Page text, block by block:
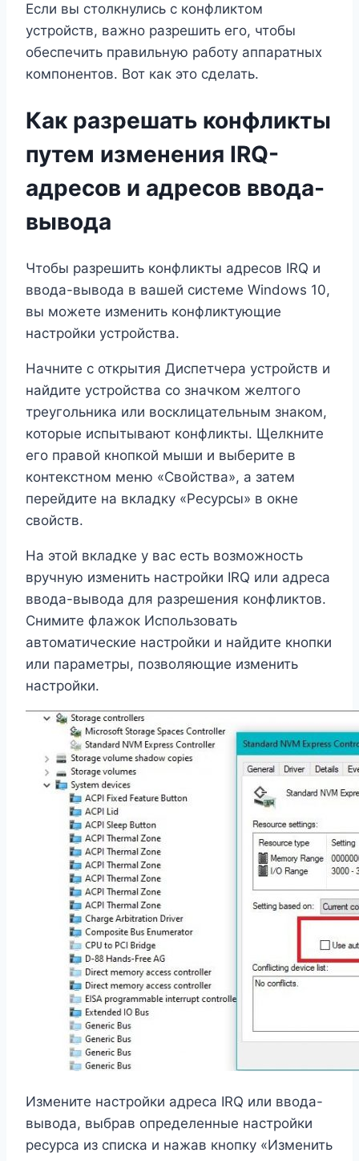
Если вы столкнулись с конфликтом
устройств, важно разрешить его, чтобы
обеспечить правильную работу аппаратных
компонентов. Вот как это сделать.
Как разрешать конфликты
путем изменения IRQ-
адресов и адресов ввода-
вывода
Чтобы разрешить конфликты адресов IRQ и
ввода-вывода в вашей системе Windows 10,
вы можете изменить конфликтующие
настройки устройства.
Начните с открытия Диспетчера устройств и
найдите устройства со значком желтого
треугольника или восклицательным знаком,
которые испытывают конфликты. Щелкните
его правой кнопкой мыши и выберите в
контекстном меню «Свойства», а затем
перейдите на вкладку «Ресурсы» в окне
свойств.
На этой вкладке у вас есть возможность
вручную изменить настройки IRQ или адреса
ввода-вывода для разрешения конфликтов.
Снимите флажок Использовать
автоматические настройки и найдите кнопки
или параметры, позволяющие изменить
настройки.
Измените настройки адреса IRQ или ввода-
вывода, выбрав определенные настройки
ресурса из списка и нажав кнопку «Изменить